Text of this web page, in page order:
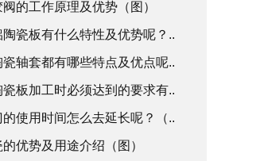
的工作原理及优势（图）
陶瓷板有什么特性及优势呢？..
轴套都有哪些特点及优点呢..
板加工时必须达到的要求有..
的使用时间怎么去延长呢？（..
优势及用途介绍（图）